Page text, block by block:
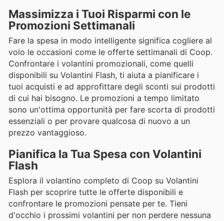
Massimizza i Tuoi Risparmi con le
Promozioni Settimanali
Fare la spesa in modo intelligente significa cogliere al
volo le occasioni come le offerte settimanali di Coop.
Confrontare i volantini promozionali, come quelli
disponibili su Volantini Flash, ti aiuta a pianificare i
tuoi acquisti e ad approfittare degli sconti sui prodotti
di cui hai bisogno. Le promozioni a tempo limitato
sono un'ottima opportunità per fare scorta di prodotti
essenziali o per provare qualcosa di nuovo a un
prezzo vantaggioso.
Pianifica la Tua Spesa con Volantini
Flash
Esplora il volantino completo di Coop su Volantini
Flash per scoprire tutte le offerte disponibili e
confrontare le promozioni pensate per te. Tieni
d'occhio i prossimi volantini per non perdere nessuna